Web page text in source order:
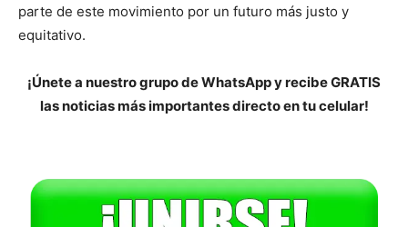
parte de este movimiento por un futuro más justo y
equitativo.
¡Únete a nuestro grupo de WhatsApp y recibe GRATIS
las noticias más importantes directo en tu celular!